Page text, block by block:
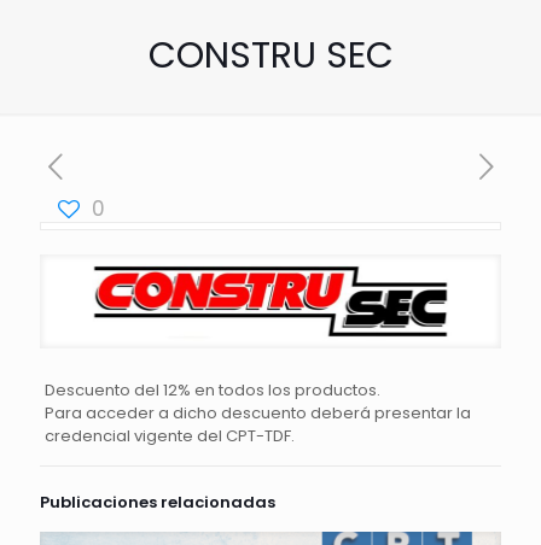
CONSTRU SEC
0
Descuento del 12% en todos los productos.
Para acceder a dicho descuento deberá presentar la
credencial vigente del CPT-TDF.
Publicaciones relacionadas